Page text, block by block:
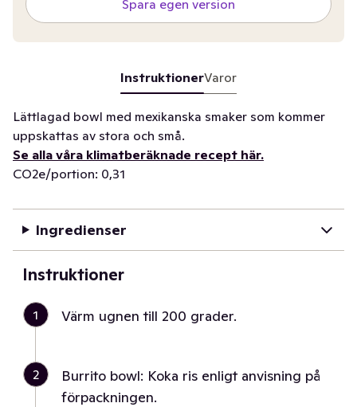
Spara egen version
InstruktionerVaror
Lättlagad bowl med mexikanska smaker som kommer
uppskattas av stora och små.
Se alla våra klimatberäknade recept här.
CO2e/portion: 0,31
Ingredienser
Instruktioner
1 Värm ugnen till 200 grader.
2
Burrito bowl: Koka ris enligt anvisning på
förpackningen.